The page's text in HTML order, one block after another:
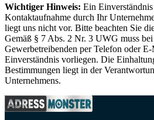
Wichtiger Hinweis: Ein
Kontaktaufnahme durch Ihr
liegt uns nicht vor. Bitte beachten Sie
Gemäß § 7 Abs. 2 Nr. 3 UWG muss
Gewerbetreibenden per Telefon oder
Einverständnis vorliegen. Die
Bestimmungen liegt in der
Unternehmens.